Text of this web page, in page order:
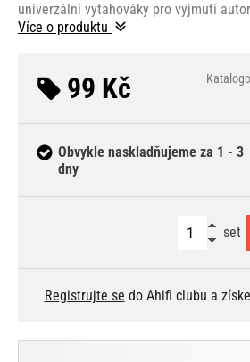
univerzální vytahováky pro vyjmutí
Více o produktu
99 Kč
Obvykle naskladňujeme za 1 - 3
dny
set
Registrujte se do Ahifi clubu a